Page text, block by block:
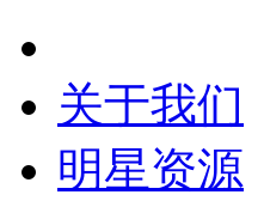
关于我们
明星资源